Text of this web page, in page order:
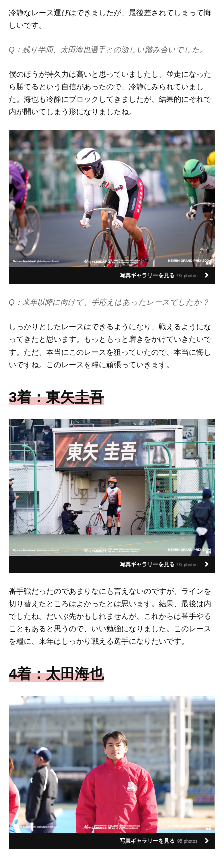
冷静なレース運びはできましたが、最後差されてしまって悔
しいです。
Q：残り半周、太田海也選手との激しい踏み合いでした。
僕のほうが持久力は高いと思っていましたし、並走になった
ら勝てるという自信があったので、冷静にみられていまし
た。海也も冷静にブロックしてきましたが、結果的にそれで
内が開いてしまう形になりましたね。
写真ギャラリーを見る 95 photos
Q：来年以降に向けて、手応えはあったレースでしたか？
しっかりとしたレースはできるようになり、戦えるようにな
ってきたと思います。もっともっと磨きをかけていきたいで
す。ただ、本当にこのレースを狙っていたので、本当に悔し
いですね。このレースを糧に頑張っていきます。
3着：東矢圭吾
写真ギャラリーを見る 95 photos
番手戦だったのであまりなにも言えないのですが、ラインを
切り替えたところはよかったとは思います。結果、最後は内
でしたね。だいぶ先かもしれませんが、これからは番手やる
こともあると思うので、いい勉強になりました。このレース
を糧に、来年はしっかり戦える選手になりたいです。
4着：太田海也
写真ギャラリーを見る 95 photos